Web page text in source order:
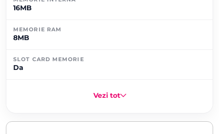
16MB
MEMORIE RAM
8MB
SLOT CARD MEMORIE
Da
Vezi tot